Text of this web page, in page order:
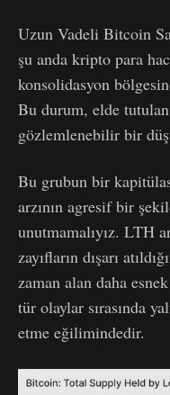
Uzun Vadeli Bitcoin
şu anda kripto para
konsolidasyon
Bu durum, elde
gözlemlenebilir bir
Bu grubun bir
arzının agresif bir
unutmamalıyız. LTH
zayıfların dışarı
zaman alan daha
tür olaylar sırasında
etme eğilimindedir.